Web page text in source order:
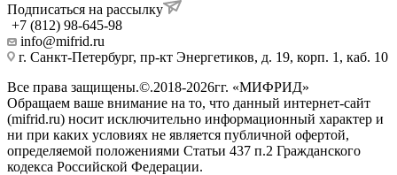
Подписаться на рассылку
+7 (812) 98-645-98
info@mifrid.ru
г. Санкт-Петербург, пр-кт Энергетиков, д. 19, корп. 1, каб. 10
Все права защищены.©.2018-2026гг. «МИФРИД»
Обращаем ваше внимание на то, что данный интернет-сайт
(mifrid.ru) носит исключительно информационный характер и
ни при каких условиях не является публичной офертой,
определяемой положениями Статьи 437 п.2 Гражданского
кодекса Российской Федерации.